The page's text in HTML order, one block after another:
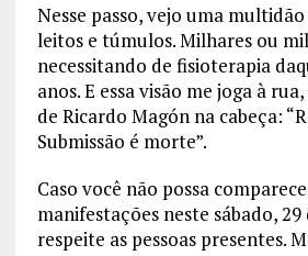
Nesse passo, vejo uma
leitos e túmulos. Milhares ou
necessitando de fisioterapia
anos. E essa visão me joga à
de Ricardo Magón na cabeça:
Submissão é morte”.
Caso você não possa
manifestações neste sábado,
respeite as pessoas presentes.